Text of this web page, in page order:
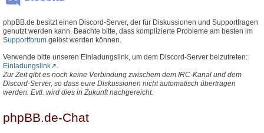
phpBB.de besitzt einen Discord-Server, der für Diskussionen und Supportfragen
genutzt werden kann. Beachte bitte, dass komplizierte Probleme am besten im
Supportforum gelöst werden können.
Verwende bitte unseren Einladungslink, um dem Discord-Server beizutreten:
Einladungslink
.
Zur Zeit gibt es noch keine Verbindung zwischem dem IRC-Kanal und dem
Discord-Server, so dass eure Diskussionen nicht automatisch übertragen
werden. Evtl. wird dies in Zukunft nachgereicht.
phpBB.de-Chat